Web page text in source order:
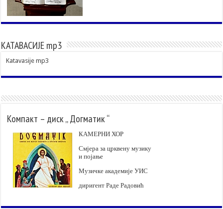
КАТАВАСИЈЕ mp3
Katavasije mp3
Компакт – диск „ Догматик “
КАМЕРНИ ХОР
Смјера за црквену музику
и појање
Музичке академије УИС
диригент Раде Радовић